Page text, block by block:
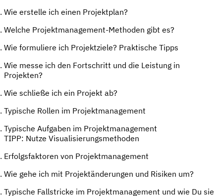
Wie erstelle ich einen Projektplan?
Welche Projektmanagement-Methoden gibt es?
Wie formuliere ich Projektziele? Praktische Tipps
Wie messe ich den Fortschritt und die Leistung in
Projekten?
Wie schließe ich ein Projekt ab?
Typische Rollen im Projektmanagement
Typische Aufgaben im Projektmanagement
TIPP: Nutze Visualisierungsmethoden
Erfolgsfaktoren von Projektmanagement
Wie gehe ich mit Projektänderungen und Risiken um?
Typische Fallstricke im Projektmanagement und wie Du sie